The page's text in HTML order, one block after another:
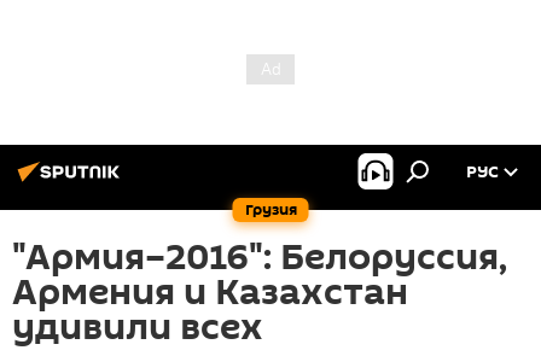
Грузия
РУС
"Армия–2016": Белоруссия,
Армения и Казахстан
удивили всех